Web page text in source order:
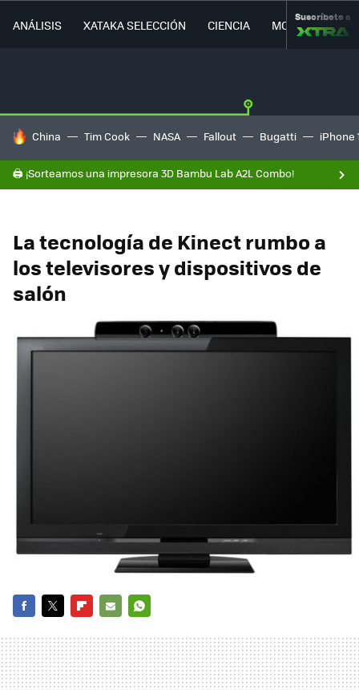
ANÁLISIS XATAKA SELECCIÓN CIENCIA MOVILIDAD
Suscríbete a
HOY SE HABLA DE
China Tim Cook NASA Fallout Bugatti iPhone
🖨️ ¡Sorteamos una impresora 3D Bambu Lab A2L Combo!
La tecnología de Kinect rumbo a
los televisores y dispositivos de
salón
MAIL